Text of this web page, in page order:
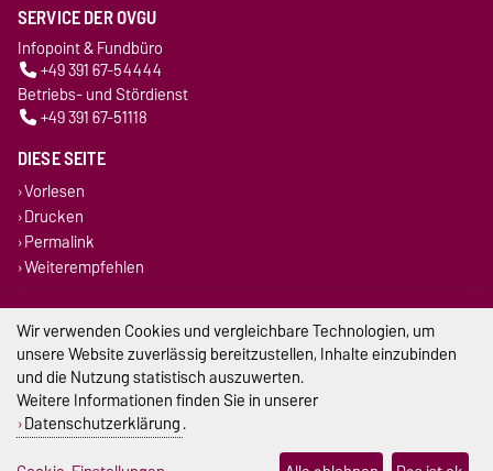
SERVICE DER OVGU
Infopoint & Fundbüro
+49 391 67-54444
Betriebs- und Stördienst
+49 391 67-51118
DIESE SEITE
Vorlesen
Drucken
Permalink
Weiterempfehlen
Impressum
Datenschutz
Barrierefreiheit
Cookie-Einstellungen
Wir verwenden Cookies und vergleichbare Technologien, um
unsere Website zuverlässig bereitzustellen, Inhalte einzubinden
und die Nutzung statistisch auszuwerten.
Weitere Informationen finden Sie in unserer
Datenschutzerklärung.